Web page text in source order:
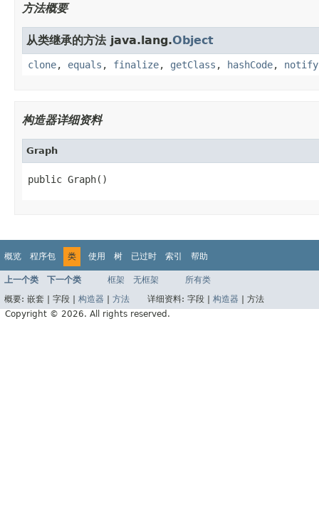
方法概要
从类继承的方法 java.lang.Object
clone, equals , finalize, getClass , hashCode, notify
构造器详细资料
Graph
public Graph()
概览 程序包 类 使用 树 已过时 索引 帮助
上一个类 下一个类 框架 无框架
所有类
概要: 嵌套 | 字段 | 构造器 方法 详细资料: 字段 | 构造器
方法
Copyright © 2026. All rights reserved.